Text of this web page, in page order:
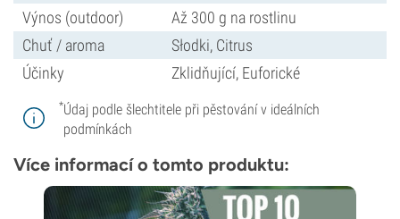
Výnos (outdoor)
Až 300 g na rostlinu
Chuť / aroma
Słodki, Citrus
Účinky
Zklidňující, Euforické
*Údaj podle šlechtitele při pěstování v ideálních
podmínkách
Více informací o tomto produktu: